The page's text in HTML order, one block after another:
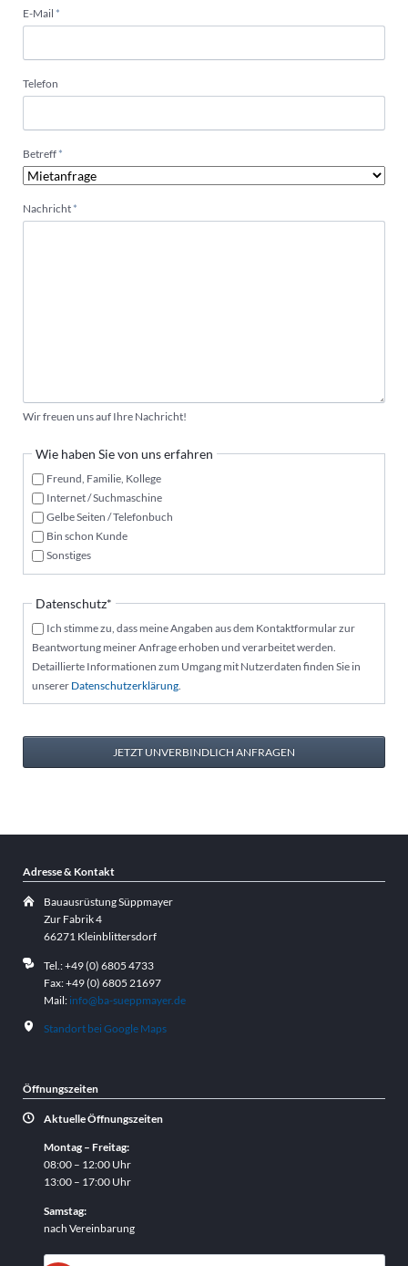
Pflichtfeld
E-Mail *
Telefon
Pflichtfeld
Betreff *
Pflichtfeld
Nachricht *
Wir freuen uns auf Ihre Nachricht!
Wie haben Sie von uns erfahren
Freund, Familie, Kollege
Internet / Suchmaschine
Gelbe Seiten / Telefonbuch
Bin schon Kunde
Sonstiges
Pflichtfeld
Datenschutz*
Ich stimme zu, dass meine Angaben aus dem Kontaktformular zur
Beantwortung meiner Anfrage erhoben und verarbeitet werden.
Detaillierte Informationen zum Umgang mit Nutzerdaten finden Sie in
unserer Datenschutzerklärung.
JETZT UNVERBINDLICH ANFRAGEN
Adresse & Kontakt
Bauausrüstung Süppmayer
Zur Fabrik 4
66271 Kleinblittersdorf
Tel.: +49 (0) 6805 4733
Fax: +49 (0) 6805 21697
Mail: info@ba-sueppmayer.de
Standort bei Google Maps
Öffnungszeiten
Aktuelle Öffnungszeiten
Montag – Freitag:
08:00 – 12:00 Uhr
13:00 – 17:00 Uhr
Samstag:
nach Vereinbarung